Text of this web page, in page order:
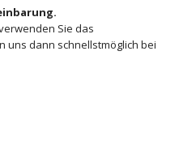
Sie das
uns dann schnellstmöglich bei